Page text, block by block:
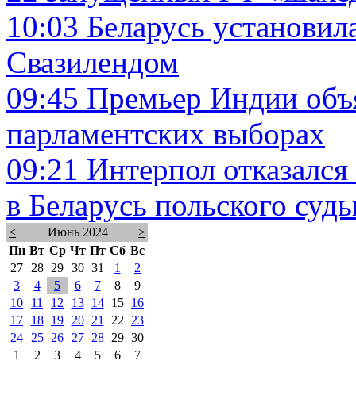
10:03 Беларусь
Свазилендом
09:45 Премьер Индии
парламентских выборах
09:21 Интерпол
в Беларусь польского
< Июнь 2024
>
Пн Вт Ср Чт Пт Сб Вс
27
28 29 30 31 1
2
3
4 5 6 7 8
9
10
11 12 13 14 15
16
17
18 19 20 21 22
23
24
25 26 27 28 29 30
1
2 3 4 5 6 7